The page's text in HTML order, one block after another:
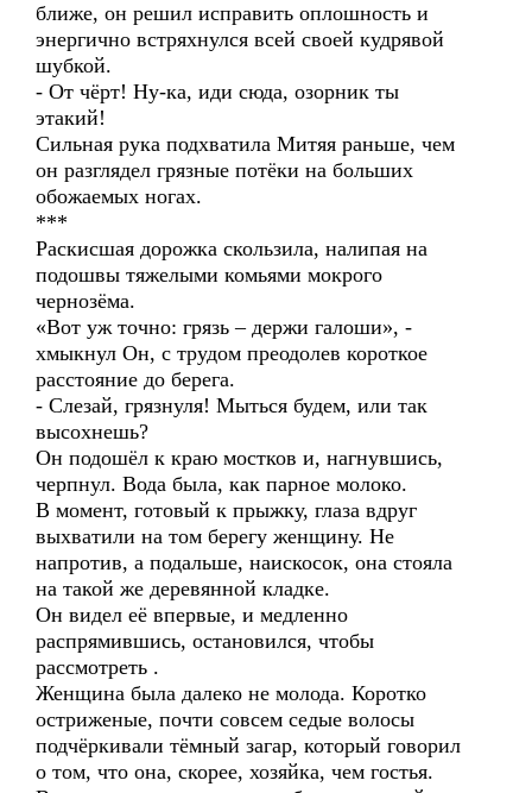
ближе, он решил исправить оплошность и
энергично встряхнулся всей своей кудрявой
шубкой.
- От чёрт! Ну-ка, иди сюда, озорник ты
этакий!
Сильная рука подхватила Митяя раньше, чем
он разглядел грязные потёки на больших
обожаемых ногах.
***
Раскисшая дорожка скользила, налипая на
подошвы тяжелыми комьями мокрого
чернозёма.
«Вот уж точно: грязь – держи галоши», -
хмыкнул Он, с трудом преодолев короткое
расстояние до берега.
- Слезай, грязнуля! Мыться будем, или так
высохнешь?
Он подошёл к краю мостков и, нагнувшись,
черпнул. Вода была, как парное молоко.
В момент, готовый к прыжку, глаза вдруг
выхватили на том берегу женщину. Не
напротив, а подальше, наискосок, она стояла
на такой же деревянной кладке.
Он видел её впервые, и медленно
распрямившись, остановился, чтобы
рассмотреть .
Женщина была далеко не молода. Коротко
остриженые, почти совсем седые волосы
подчёркивали тёмный загар, который говорил
о том, что она, скорее, хозяйка, чем гостья.